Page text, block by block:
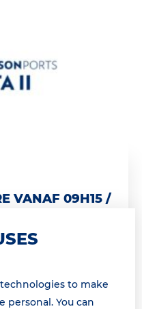
VANAF 09H15 /
relatie,
van de pre-gate
to make
personal. You can